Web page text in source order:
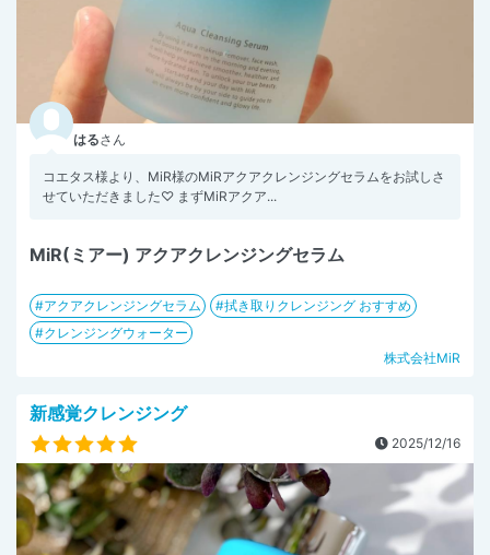
はるさん
コエタス様より、MiR様のMiRアクアクレンジングセラムをお試しさ
せていただきました♡ まずMiRアクア...
MiR(ミアー) アクアクレンジングセラム
アクアクレンジングセラム
拭き取りクレンジング おすすめ
クレンジングウォーター
株式会社MiR
新感覚クレンジング
2025/12/16